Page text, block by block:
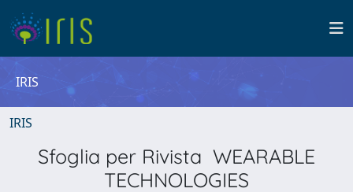
IRIS
IRIS
Sfoglia per Rivista WEARABLE
TECHNOLOGIES